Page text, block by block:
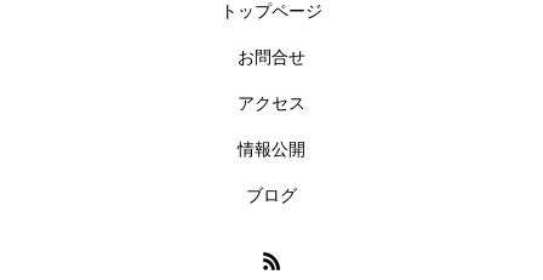
トップページ
お問合せ
アクセス
情報公開
ブログ